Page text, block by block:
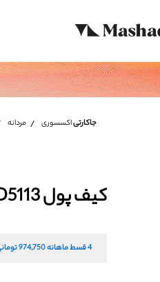
جاکارتیاکسسوری مردانه
کیف پول D5113
4 قسط ماهانه 974,750